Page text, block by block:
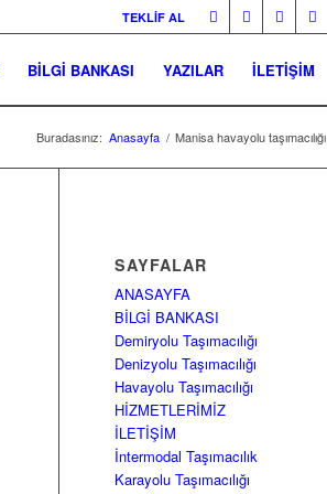
TEKLİF AL
BİLGİ BANKASI YAZILAR İLETİŞİM
Buradasınız: Anasayfa / Manisa havayolu taşımacılığı
SAYFALAR
ANASAYFA
BİLGİ BANKASI
Demiryolu Taşımacılığı
Denizyolu Taşımacılığı
Havayolu Taşımacılığı
HİZMETLERİMİZ
İLETİŞİM
İntermodal Taşımacılık
Karayolu Taşımacılığı